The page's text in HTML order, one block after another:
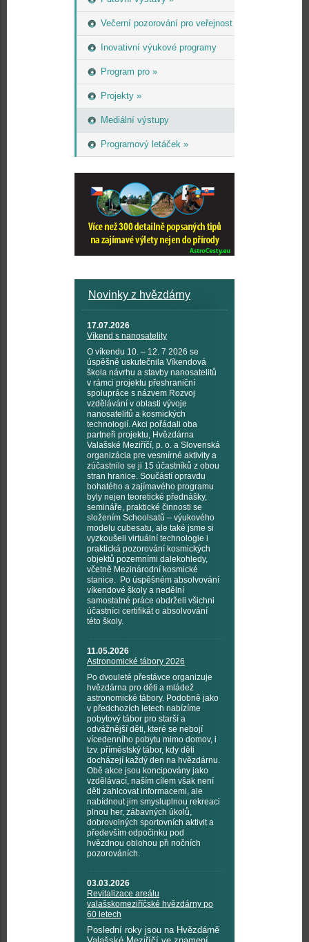
Večerní pozorování pro veřejnost
Inovativní výukové programy
Program pro »
Projekty »
Mediální výstupy
Programový letáček »
Novinky z hvězdárny
17.07.2026
Víkend s nanosatelity
O víkendu 10. – 12. 7 2026 se
úspěšně uskutečnila Víkendová
škola návrhu a stavby nanosatelitů
v rámci projektu přeshraniční
spolupráce s názvem Rozvoj
vzdělávání v oblasti vývoje
nanosatelitů a kosmických
technologií. Akci pořádali oba
partneři projektu, Hvězdárna
Valašské Meziříčí, p. o. a Slovenská
organizácia pre vesmírné aktivity a
zúčastnilo se ji 15 účastníků z obou
stran hranice. Součástí opravdu
bohatého a zajímavého programu
byly nejen teoretické přednášky,
semináře, praktické činnosti se
složením Schoolsatů – výukového
modelu cubesatu, ale také jsme si
vyzkoušeli virtuální technologie i
praktická pozorování kosmických
objektů pozemními dalekohledy,
včetně Mezinárodní kosmické
stanice. Po úspěšném absolvování
víkendové školy a nedělní
samostatné práce obdrželi všichni
účastníci certifikát o absolvování
této školy.
11.05.2026
Astronomické tábory 2026
Po dvouleté přestávce organizuje
hvězdárna pro děti a mládež
astronomické tábory. Podobně jako
v předchozích letech nabízíme
pobytový tábor pro starší a
odvážnější děti, které se nebojí
vícedenního pobytu mimo domov, i
tzv. příměstský tábor, kdy děti
docházejí každý den na hvězdárnu.
Obě akce jsou koncipovány jako
vzdělávací, naším cílem však není
děti zahlcovat informacemi, ale
nabídnout jim smysluplnou rekreaci
plnou her, zábavných úkolů,
dobrovolných sportovních aktivit a
především odpočinku pod
hvězdnou oblohou při nočních
pozorováních.
03.03.2026
Revitalizace areálu
valašskomeziříčské hvězdárny po
60 letech
Poslední roky jsou na Hvězdárně